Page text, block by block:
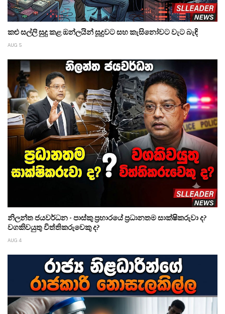
කළු සල්ලි සුදු කළ ඔන්ලයින් සූදුවට සහ කැසිනෝවට වැට බැඳි
AUG 5
නිලන්ත ජයවර්ධන - පාස්කු ප්‍රහාරයේ ප්‍රධානතම සාක්ෂිකරුවා ද?
වගකිවයුතු විත්තිකරුවෙකු ද?
AUG 4